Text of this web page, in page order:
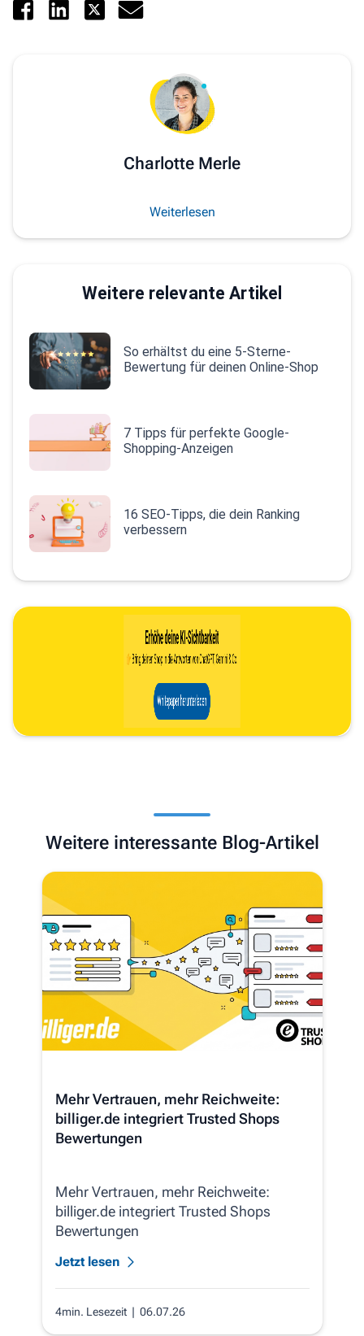
Charlotte Merle
Weiterlesen
Weitere relevante Artikel
So erhältst du eine 5-Sterne-
Bewertung für deinen Online-Shop
7 Tipps für perfekte Google-
Shopping-Anzeigen
16 SEO-Tipps, die dein Ranking
verbessern
Weitere interessante Blog-Artikel
Mehr Vertrauen, mehr Reichweite:
billiger.de integriert Trusted Shops
Bewertungen
Mehr Vertrauen, mehr Reichweite:
billiger.de integriert Trusted Shops
Bewertungen
Jetzt lesen
4min. Lesezeit | 06.07.26